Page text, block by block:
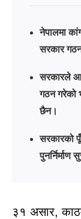
नेपालमा
सरकार
सरकारले
गठन गरेको
छैन।
सरकारको
३१ असार,